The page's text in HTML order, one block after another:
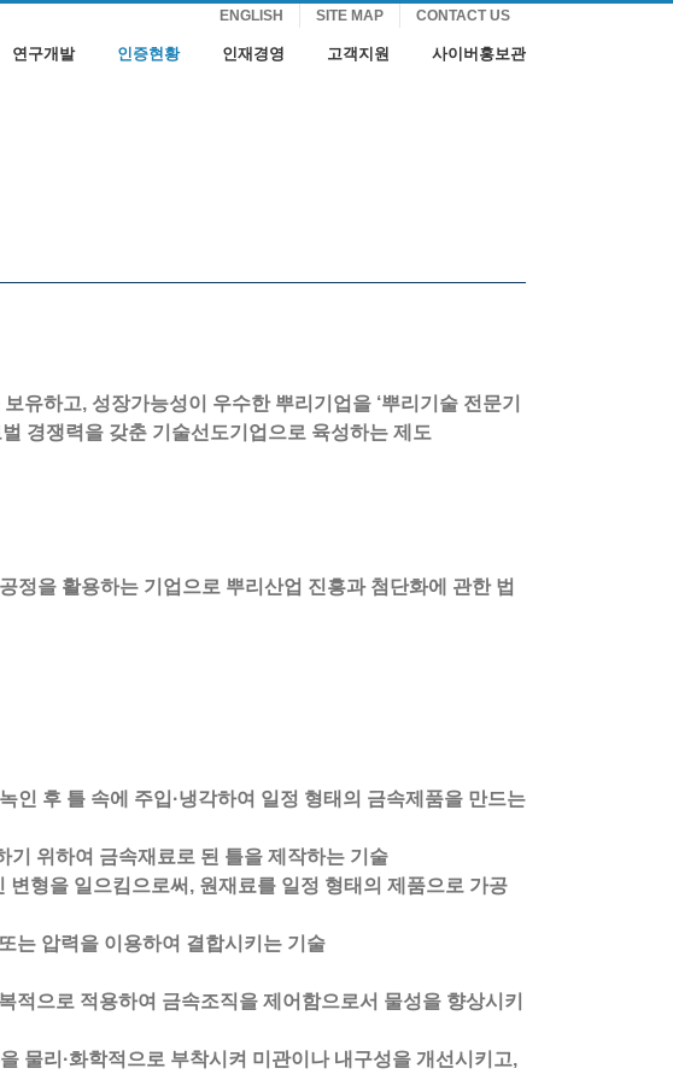
ENGLISH SITE MAP CONTACT US
연구개발 인증현황 인재경영 고객지원 사이버홍보관
유하고, 성장가능성이 우수한 뿌리기업을 ‘뿌리기술 전문기
경쟁력을 갖춘 기술선도기업으로 육성하는 제도
정을 활용하는 기업으로 뿌리산업 진흥과 첨단화에 관한 법
인 후 틀 속에 주입·냉각하여 일정 형태의 금속제품을 만드는
기 위하여 금속재료로 된 틀을 제작하는 기술
변형을 일으킴으로써, 원재료를 일정 형태의 제품으로 가공
는 압력을 이용하여 결합시키는 기술
적으로 적용하여 금속조직을 제어함으로서 물성을 향상시키
물리·화학적으로 부착시켜 미관이나 내구성을 개선시키고,